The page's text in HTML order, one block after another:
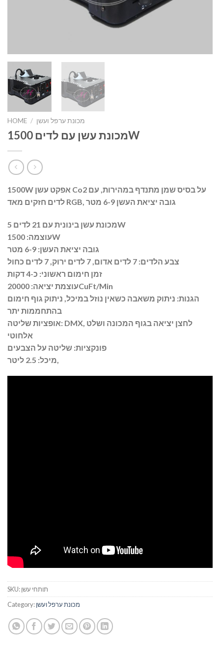
HOME / מכונת ערפל ועשן
מכונת עשן עם לדים 1500W
1500W אפקט עשן Co2 על בסיס שמן מתנדף במהירות, עם
לדים חזקים מאד RGB, גובה יציאת העשן 6-9 מטר
מכונת עשן בינונית עם 21 לדים 5W
עוצמה: 1500W
גובה יציאת העשן: 6-9 מטר
צבע הלדים: 7 לדים אדום, 7 לדים ירוק, 7 לדים כחול
זמן חימום ראשוני: כ-4 דקות
עוצמת יציאה: 20000CuFt/Min
הגנות: ניתוק משאבה כשאין נוזל במיכל, ניתוק גוף חימום
בהתחממות יתר
אופציות שליטה: DMX, לחצן יציאה בגוף המכונה ושלט
אלחוטי
פונקציות: שליטה על הצבעים
SKU:תותחי עשן
Category:מכונת ערפל ועשן